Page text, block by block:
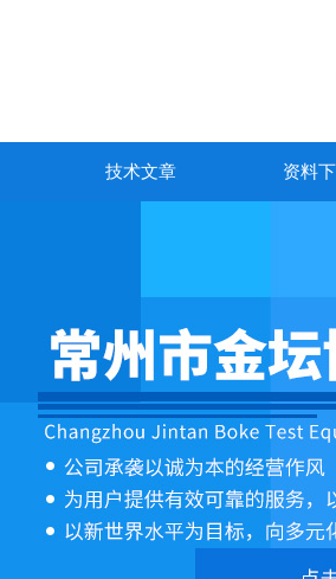
技术文章 资料